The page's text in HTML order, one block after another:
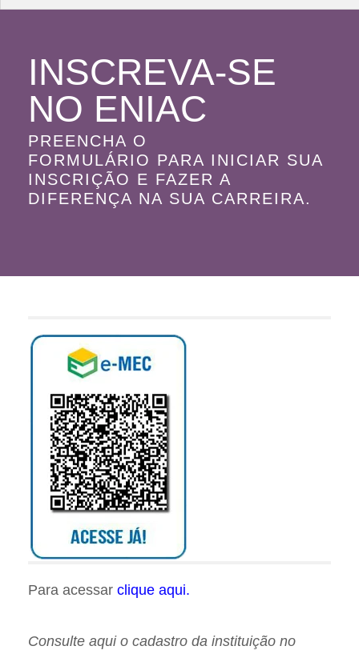
INSCREVA-SE
NO ENIAC
PREENCHA O
FORMULÁRIO PARA INICIAR SUA
INSCRIÇÃO E FAZER A
DIFERENÇA NA SUA CARREIRA.
Para acessar clique aqui.
Consulte aqui o cadastro da instituição no